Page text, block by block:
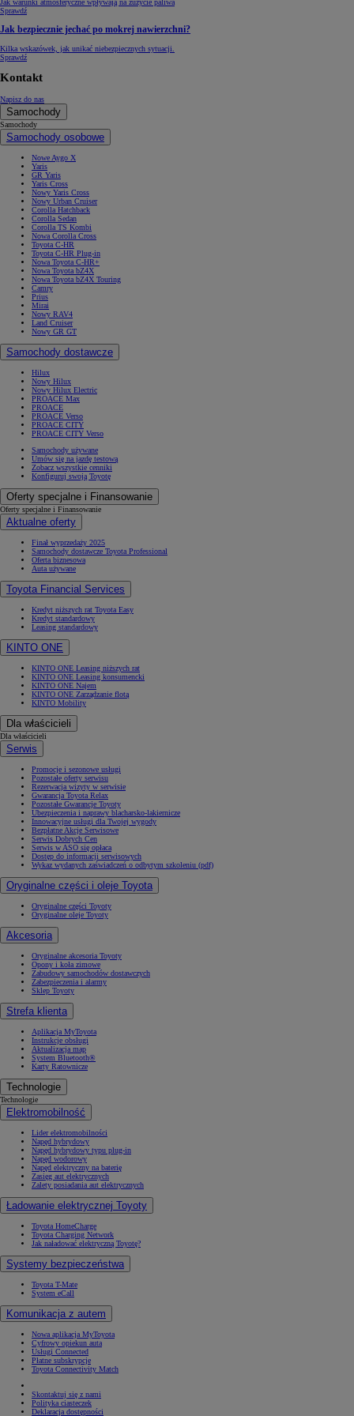
Jak warunki atmosferyczne wpływają na zużycie paliwa
Sprawdź
Jak bezpiecznie jechać po mokrej nawierzchni?
Kilka wskazówek, jak unikać niebezpiecznych sytuacji.
Sprawdź
Kontakt
Napisz do nas
Samochody
Samochody
Samochody osobowe
Nowe Aygo X
Yaris
GR Yaris
Yaris Cross
Nowy Yaris Cross
Nowy Urban Cruiser
Corolla Hatchback
Corolla Sedan
Corolla TS Kombi
Nowa Corolla Cross
Toyota C-HR
Toyota C-HR Plug-in
Nowa Toyota C-HR+
Nowa Toyota bZ4X
Nowa Toyota bZ4X Touring
Camry
Prius
Mirai
Nowy RAV4
Land Cruiser
Nowy GR GT
Samochody dostawcze
Hilux
Nowy Hilux
Nowy Hilux Electric
PROACE Max
PROACE
PROACE Verso
PROACE CITY
PROACE CITY Verso
Samochody używane
Umów się na jazdę testową
Zobacz wszystkie cenniki
Konfiguruj swoją Toyotę
Oferty specjalne i Finansowanie
Oferty specjalne i Finansowanie
Aktualne oferty
Finał wyprzedaży 2025
Samochody dostawcze Toyota Professional
Oferta biznesowa
Auta używane
Toyota Financial Services
Kredyt niższych rat Toyota Easy
Kredyt standardowy
Leasing standardowy
KINTO ONE
KINTO ONE Leasing niższych rat
KINTO ONE Leasing konsumencki
KINTO ONE Najem
KINTO ONE Zarządzanie flotą
KINTO Mobility
Dla właścicieli
Dla właścicieli
Serwis
Promocje i sezonowe usługi
Pozostałe oferty serwisu
Rezerwacja wizyty w serwisie
Gwarancja Toyota Relax
Pozostałe Gwarancje Toyoty
Ubezpieczenia i naprawy blacharsko-lakiernicze
Innowacyjne usługi dla Twojej wygody
Bezpłatne Akcje Serwisowe
Serwis Dobrych Cen
Serwis w ASO się opłaca
Dostęp do informacji serwisowych
Wykaz wydanych zaświadczeń o odbytym szkoleniu (pdf)
Oryginalne części i oleje Toyota
Oryginalne części Toyoty
Oryginalne oleje Toyoty
Akcesoria
Oryginalne akcesoria Toyoty
Opony i koła zimowe
Zabudowy samochodów dostawczych
Zabezpieczenia i alarmy
Sklep Toyoty
Strefa klienta
Aplikacja MyToyota
Instrukcje obsługi
Aktualizacja map
System Bluetooth®
Karty Ratownicze
Technologie
Technologie
Elektromobilność
Lider elektromobilności
Napęd hybrydowy
Napęd hybrydowy typu plug-in
Napęd wodorowy
Napęd elektryczny na baterię
Zasięg aut elektrycznych
Zalety posiadania aut elektrycznych
Ładowanie elektrycznej Toyoty
Toyota HomeCharge
Toyota Charging Network
Jak naładować elektryczną Toyotę?
Systemy bezpieczeństwa
Toyota T-Mate
System eCall
Komunikacja z autem
Nowa aplikacja MyToyota
Cyfrowy opiekun auta
Usługi Connected
Płatne subskrypcje
Toyota Connectivity Match
Skontaktuj się z nami
Polityka ciasteczek
Deklaracja dostępności